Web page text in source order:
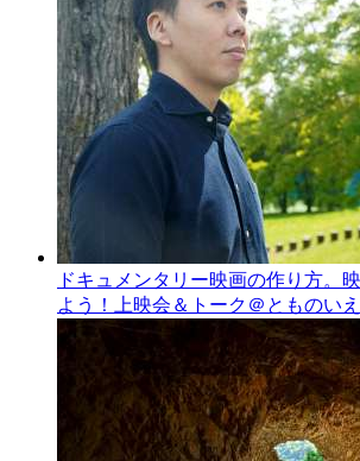
ドキュメンタリー映画の作り方。
よう！上映会＆トーク＠とものい